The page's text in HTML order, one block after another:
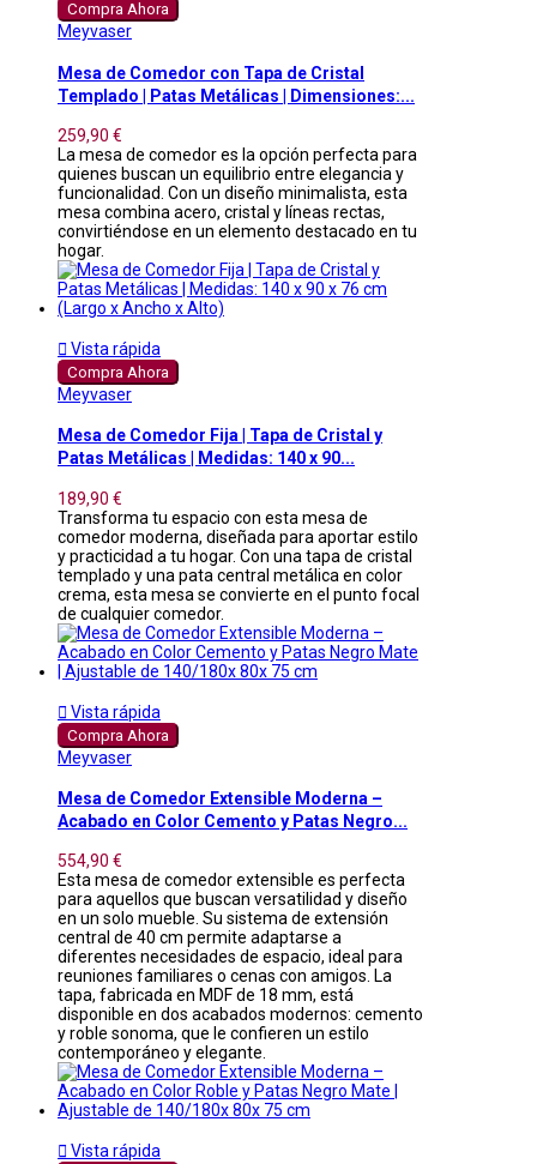
Compra Ahora
Meyvaser
Mesa de Comedor con Tapa de Cristal
Templado | Patas Metálicas | Dimensiones:...
259,90 €
La mesa de comedor es la opción perfecta para
quienes buscan un equilibrio entre elegancia y
funcionalidad. Con un diseño minimalista, esta
mesa combina acero, cristal y líneas rectas,
convirtiéndose en un elemento destacado en tu
hogar.
 Vista rápida
Compra Ahora
Meyvaser
Mesa de Comedor Fija | Tapa de Cristal y
Patas Metálicas | Medidas: 140 x 90...
189,90 €
Transforma tu espacio con esta mesa de
comedor moderna, diseñada para aportar estilo
y practicidad a tu hogar. Con una tapa de cristal
templado y una pata central metálica en color
crema, esta mesa se convierte en el punto focal
de cualquier comedor.
 Vista rápida
Compra Ahora
Meyvaser
Mesa de Comedor Extensible Moderna –
Acabado en Color Cemento y Patas Negro...
554,90 €
Esta mesa de comedor extensible es perfecta
para aquellos que buscan versatilidad y diseño
en un solo mueble. Su sistema de extensión
central de 40 cm permite adaptarse a
diferentes necesidades de espacio, ideal para
reuniones familiares o cenas con amigos. La
tapa, fabricada en MDF de 18 mm, está
disponible en dos acabados modernos: cemento
y roble sonoma, que le confieren un estilo
contemporáneo y elegante.
 Vista rápida